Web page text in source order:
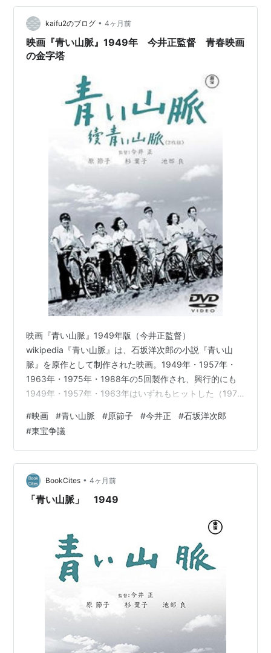
半は、問題の処置をめぐる理事会の様子が描かれる。皆
が好き勝手に意見を言いながらも、時折妙に納得してし
まうような意見も飛び出して、「…
kaifu2のブログ • 4ヶ月前
映画『青い山脈』1949年 今井正監督 青春映画
の金字塔
映画『青い山脈』1949年版（今井正監督）
wikipedia『青い山脈』は、石坂洋次郎の小説『青い山
脈』を原作として制作された映画。1949年・1957年・
1963年・1975年・1988年の5回製作され、興行的にも
1949年・1957年・1963年はいずれもヒットした（1975
監督作品 1949年版『青い山脈』は、戦後日本の価値観の
転換を象徴する青春映画で"日本映画の金字塔”ともいわれ
る、当時としてはかなりラディカルな内容を持った作
品。 原節子が演じる地方の高校の英語教師は、それまで
の日本映画に多かった「従順な女性」とは異なり、自立
し…
#映画 #青い山脈 #原節子 #今井正 #石坂洋次郎
#東宝争議
BookCites • 4ヶ月前
「青い山脈」 1949